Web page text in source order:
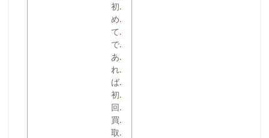
初
め
て
で
あ
れ
ば
初
回
買
取